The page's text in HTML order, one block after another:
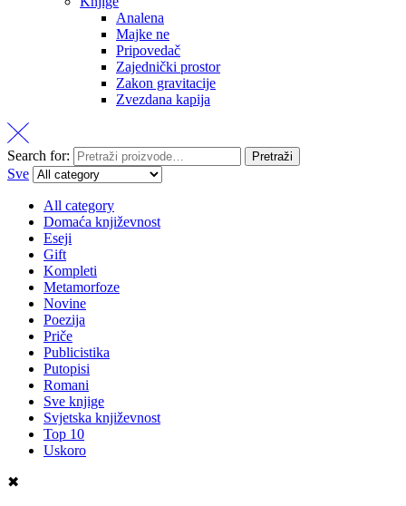
Analena
Majke ne
Pripovedač
Zajednički prostor
Zakon gravitacije
Zvezdana kapija
Search for: Pretraži
Sve
All category
Domaća književnost
Eseji
Gift
Kompleti
Metamorfoze
Novine
Poezija
Priče
Publicistika
Putopisi
Romani
Sve knjige
Svjetska književnost
Top 10
Uskoro
✖